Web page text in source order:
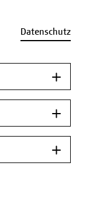
Anmeldung
Datenschutz